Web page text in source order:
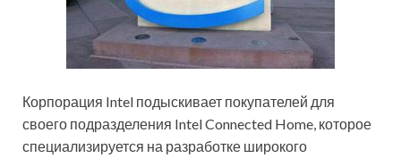
Корпорация Intel подыскивает покупателей для
своего подразделения Intel Connected Home, которое
специализируется на разработке широкого